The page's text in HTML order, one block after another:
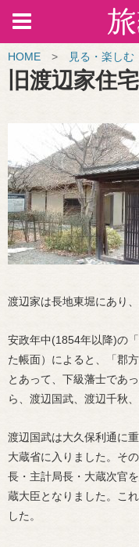
HOME > 見る・楽しむ
旧渡辺家住宅
渡辺家は長地東堀にあり
安政年中(1854年以降)の
た帳面）によると、「郡
とあって、下級藩士であ
ら、渡辺国武、渡辺千秋
渡辺国武は大久保利通に
大蔵省に入りました。そ
長・主計局長・大蔵次官
蔵大臣となりました。こ
した。